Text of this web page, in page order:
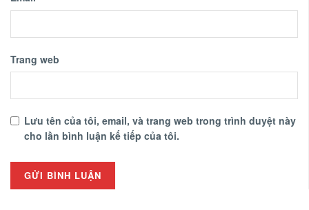
Trang web
Lưu tên của tôi, email, và trang web trong trình duyệt này
cho lần bình luận kế tiếp của tôi.